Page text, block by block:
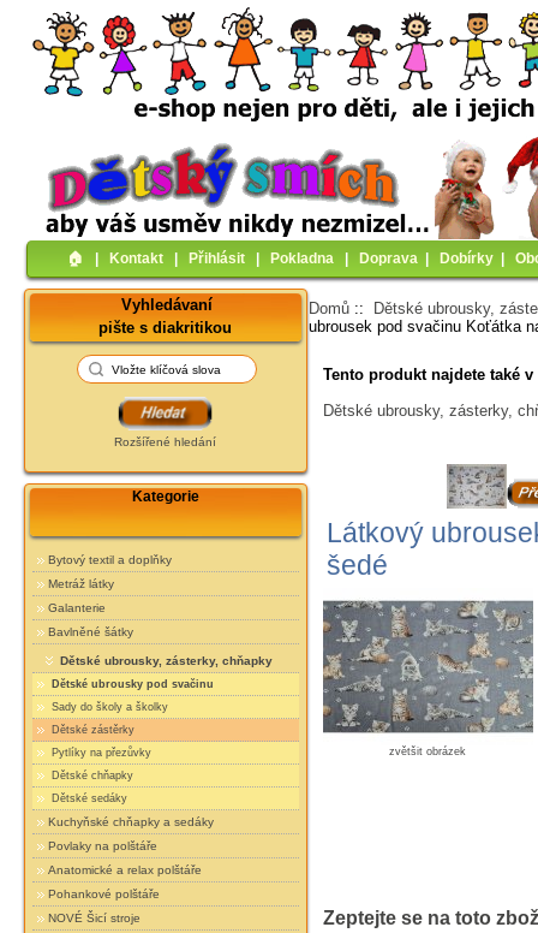
🏠︎ Kontakt Přihlásit Pokladna Doprava Dobírky
Vyhledávaní
pište s diakritikou
Rozšířené hledání
Kategorie
Bytový textil a doplňky
Metráž látky
Galanterie
Bavlněné šátky
Dětské ubrousky, zásterky, chňapky
Dětské ubrousky pod svačinu
Sady do školy a školky
Dětské zástěrky
Pytlíky na přezůvky
Dětské chňapky
Dětské sedáky
Kuchyňské chňapky a sedáky
Povlaky na polštáře
Anatomické a relax polštáře
Pohankové polštáře
NOVÉ Šicí stroje
Domů ::
Dětské ubrousky,
ubrousek pod svačinu Koťátka
Tento produkt najdete také
Dětské ubrousky, zásterky,
Látkový
šedé
zvětšit obrázek
Zeptejte se na toto